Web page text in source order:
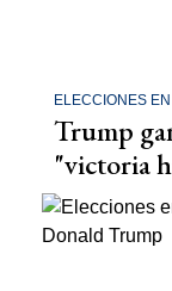
ELECCIONES
Trump
"victoria